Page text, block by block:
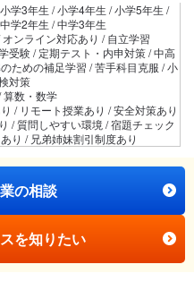
学3年生 / 小学4年生 / 小学5年生 /
学2年生 / 中学3年生
ンライン対応あり / 自立学習
受験 / 定期テスト・内申対策 / 中高
ための補足学習 / 苦手科目克服 / 小
対策
算数・数学
/ リモート授業あり / 安全対策あり
/ 質問しやすい環境 / 宿題チェック
り / 兄弟姉妹割引制度あり
の相談
を知りたい